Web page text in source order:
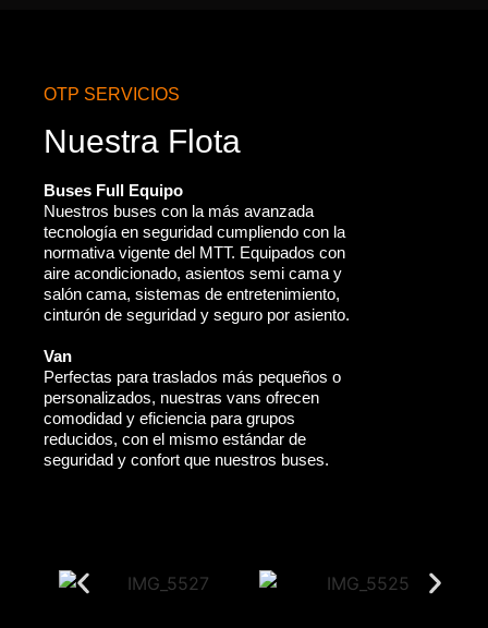
OTP SERVICIOS
Nuestra Flota
Buses Full Equipo
Nuestros buses con la más avanzada
tecnología en seguridad cumpliendo con la
normativa vigente del MTT. Equipados con
aire acondicionado, asientos semi cama y
salón cama, sistemas de entretenimiento,
cinturón de seguridad y seguro por asiento.
Van
Perfectas para traslados más pequeños o
personalizados, nuestras vans ofrecen
comodidad y eficiencia para grupos
reducidos, con el mismo estándar de
seguridad y confort que nuestros buses.